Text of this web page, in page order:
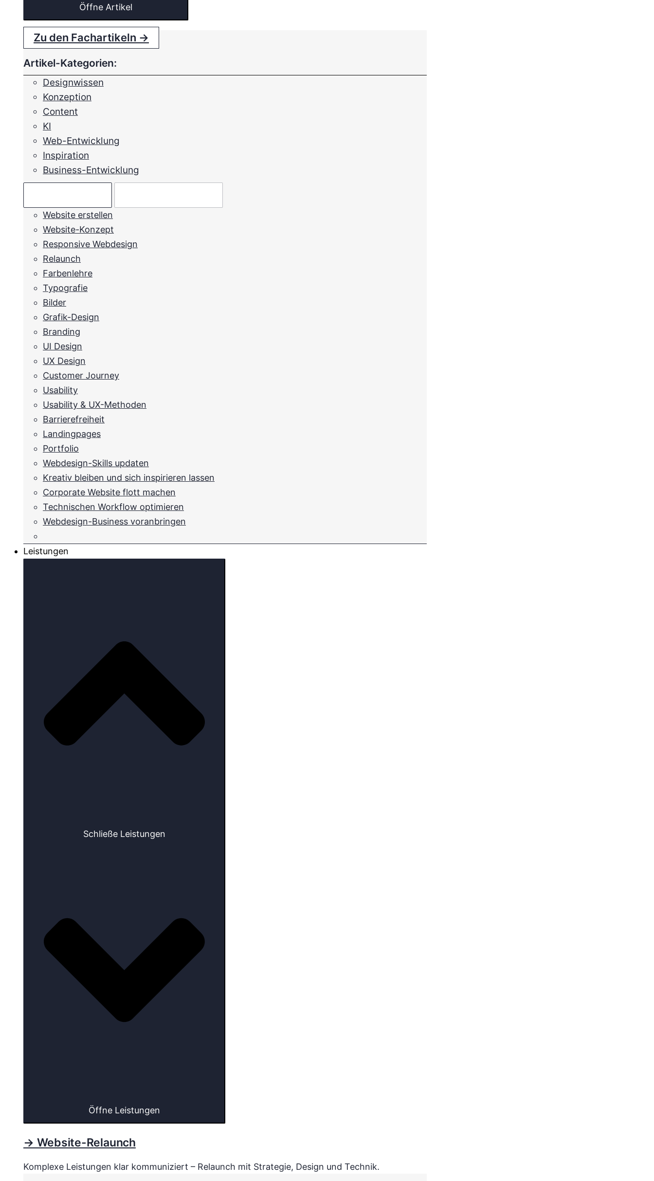
Öffne Artikel
Zu den Fachartikeln →
Artikel-Kategorien:
Designwissen
Konzeption
Content
KI
Web-Entwicklung
Inspiration
Business-Entwicklung
Website erstellen
Website-Konzept
Responsive Webdesign
Relaunch
Farbenlehre
Typografie
Bilder
Grafik-Design
Branding
UI Design
UX Design
Customer Journey
Usability
Usability & UX-Methoden
Barrierefreiheit
Landingpages
Portfolio
Webdesign-Skills updaten
Kreativ bleiben und sich inspirieren lassen
Corporate Website flott machen
Technischen Workflow optimieren
Webdesign-Business voranbringen
Leistungen
Schließe Leistungen
Öffne Leistungen
→ Website-Relaunch
Komplexe Leistungen klar kommuniziert – Relaunch mit Strategie, Design und Technik.